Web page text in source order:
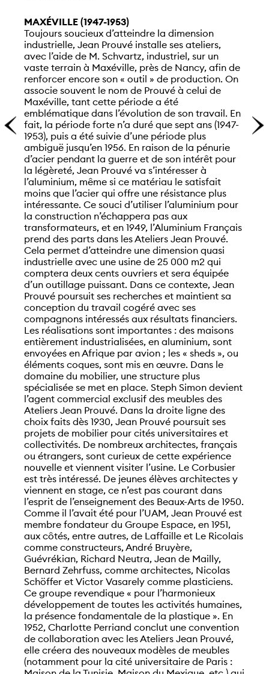
MAXÉVILLE (1947-1953)
Toujours soucieux d’atteindre la dimension
industrielle, Jean Prouvé installe ses ateliers,
avec l’aide de M. Schvartz, industriel, sur un
vaste terrain à Maxéville, près de Nancy, afin de
renforcer encore son « outil » de production. On
associe souvent le nom de Prouvé à celui de
Maxéville, tant cette période a été
emblématique dans l’évolution de son travail. En
fait, la période forte n’a duré que sept ans (1947-
1953), puis a été suivie d’une période plus
ambiguë jusqu’en 1956. En raison de la pénurie
d’acier pendant la guerre et de son intérêt pour
la légèreté, Jean Prouvé va s’intéresser à
l’aluminium, même si ce matériau le satisfait
moins que l’acier qui offre une résistance plus
intéressante. Ce souci d’utiliser l’aluminium pour
la construction n’échappera pas aux
transformateurs, et en 1949, l’Aluminium Français
prend des parts dans les Ateliers Jean Prouvé.
Cela permet d’atteindre une dimension quasi
industrielle avec une usine de 25 000 m2 qui
comptera deux cents ouvriers et sera équipée
d’un outillage puissant. Dans ce contexte, Jean
Prouvé poursuit ses recherches et maintient sa
conception du travail cogéré avec ses
compagnons intéressés aux résultats financiers.
Les réalisations sont importantes : des maisons
entièrement industrialisées, en aluminium, sont
envoyées en Afrique par avion ; les « sheds », ou
éléments coques, sont mis en œuvre. Dans le
domaine du mobilier, une structure plus
spécialisée se met en place. Steph Simon devient
l’agent commercial exclusif des meubles des
Ateliers Jean Prouvé. Dans la droite ligne des
choix faits dès 1930, Jean Prouvé poursuit ses
projets de mobilier pour cités universitaires et
collectivités. De nombreux architectes, français
ou étrangers, sont curieux de cette expérience
nouvelle et viennent visiter l’usine. Le Corbusier
est très intéressé. De jeunes élèves architectes y
viennent en stage, ce n’est pas courant dans
l’esprit de l’enseignement des Beaux-Arts de 1950.
Comme il l’avait été pour l’UAM, Jean Prouvé est
membre fondateur du Groupe Espace, en 1951,
aux côtés, entre autres, de Laffaille et Le Ricolais
comme constructeurs, André Bruyère,
Guévrékian, Richard Neutra, Jean de Mailly,
Bernard Zehrfuss, comme architectes, Nicolas
Schöffer et Victor Vasarely comme plasticiens.
Ce groupe revendique « pour l’harmonieux
développement de toutes les activités humaines,
la présence fondamentale de la plastique ». En
1952, Charlotte Perriand conclut une convention
de collaboration avec les Ateliers Jean Prouvé,
elle créera des nouveaux modèles de meubles
(notamment pour la cité universitaire de Paris :